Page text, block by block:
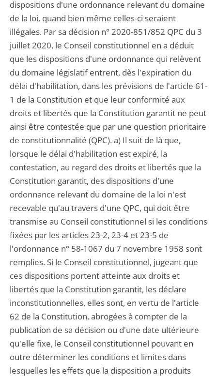
dispositions d'une ordonnance relevant du domaine
de la loi, quand bien même celles-ci seraient
illégales. Par sa décision n° 2020-851/852 QPC du 3
juillet 2020, le Conseil constitutionnel en a déduit
que les dispositions d'une ordonnance qui relèvent
du domaine législatif entrent, dès l'expiration du
délai d'habilitation, dans les prévisions de l'article 61-
1 de la Constitution et que leur conformité aux
droits et libertés que la Constitution garantit ne peut
ainsi être contestée que par une question prioritaire
de constitutionnalité (QPC). a) Il suit de là que,
lorsque le délai d'habilitation est expiré, la
contestation, au regard des droits et libertés que la
Constitution garantit, des dispositions d'une
ordonnance relevant du domaine de la loi n'est
recevable qu'au travers d'une QPC, qui doit être
transmise au Conseil constitutionnel si les conditions
fixées par les articles 23-2, 23-4 et 23-5 de
l'ordonnance n° 58-1067 du 7 novembre 1958 sont
remplies. Si le Conseil constitutionnel, jugeant que
ces dispositions portent atteinte aux droits et
libertés que la Constitution garantit, les déclare
inconstitutionnelles, elles sont, en vertu de l'article
62 de la Constitution, abrogées à compter de la
publication de sa décision ou d'une date ultérieure
qu'elle fixe, le Conseil constitutionnel pouvant en
outre déterminer les conditions et limites dans
lesquelles les effets que la disposition a produits